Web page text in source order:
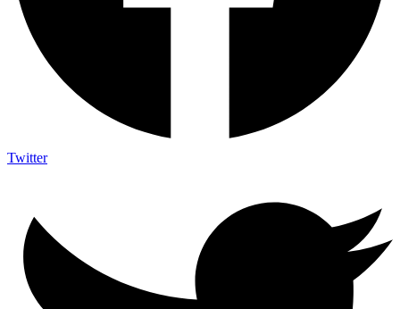
Twitter